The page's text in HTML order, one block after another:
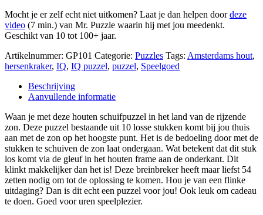
Mocht je er zelf echt niet uitkomen? Laat je dan helpen doordeze
video (7 min.) van Mr. Puzzle waarin hij met jou meedenkt.
Geschikt van 10 tot 100+ jaar.
Artikelnummer: GP101 Categorie: Puzzles Tags: Amsterdams hout,
hersenkraker, IQ, IQ puzzel, puzzel, Speelgoed
Beschrijving
Aanvullende informatie
Waan je met deze houten schuifpuzzel in het land van de rijzende
zon. Deze puzzel bestaande uit 10 losse stukken komt bij jou thuis
aan met de zon op het hoogste punt. Het is de bedoeling door met de
stukken te schuiven de zon laat ondergaan. Wat betekent dat dit stuk
los komt via de gleuf in het houten frame aan de onderkant. Dit
klinkt makkelijker dan het is! Deze breinbreker heeft maar liefst 54
zetten nodig om tot de oplossing te komen. Hou je van een flinke
uitdaging? Dan is dit echt een puzzel voor jou! Ook leuk om cadeau
te doen. Goed voor uren speelplezier.